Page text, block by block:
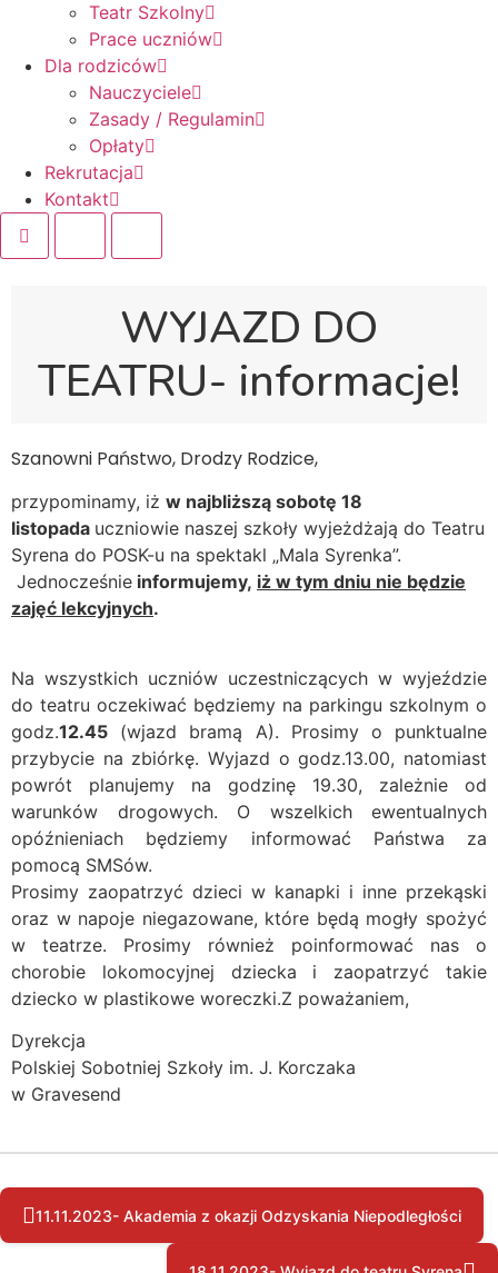
Teatr Szkolny
Prace uczniów
Dla rodziców
Nauczyciele
Zasady / Regulamin
Opłaty
Rekrutacja
Kontakt
WYJAZD DO
TEATRU- informacje!
Szanowni Państwo, Drodzy Rodzice,
przypominamy, iż w najbliższą sobotę 18
listopada uczniowie naszej szkoły wyjeżdżają do Teatru
Syrena do POSK-u na spektakl „Mala Syrenka”.
Jednocześnie informujemy, iż w tym dniu nie będzie
zajęć lekcyjnych.
Na wszystkich uczniów uczestniczących w wyjeździe
do teatru oczekiwać będziemy na parkingu szkolnym o
godz.12.45 (wjazd bramą A). Prosimy o punktualne
przybycie na zbiórkę. Wyjazd o godz.13.00, natomiast
powrót planujemy na godzinę 19.30, zależnie od
warunków drogowych. O wszelkich ewentualnych
opóźnieniach będziemy informować Państwa za
pomocą SMSów.
Prosimy zaopatrzyć dzieci w kanapki i inne przekąski
oraz w napoje niegazowane, które będą mogły spożyć
w teatrze. Prosimy również poinformować nas o
chorobie lokomocyjnej dziecka i zaopatrzyć takie
dziecko w plastikowe woreczki.Z poważaniem,
Dyrekcja
Polskiej Sobotniej Szkoły im. J. Korczaka
w Gravesend
11.11.2023- Akademia z okazji Odzyskania Niepodległości